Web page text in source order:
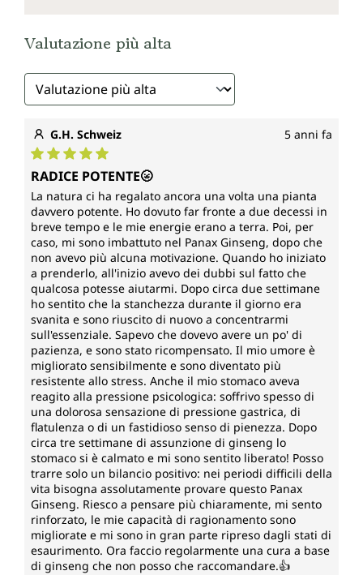
Involucro della capsula vegano in pura cellulosa
vegetale (HPMC), privo di carragenina e PEG.
Le capsule con estratto di Panax Ginseng rosso di
Unimedica sono, secondo le disposizioni di legge,
prive di additivi come coloranti, stabilizzanti,
conservanti, agenti antiagglomeranti come lo
stearato di magnesio, non OGM, senza lattosio,
senza glutine e vegane.
Prodotto in Germania
Le nostre capsule con estratto di Panax Ginseng
rosso sono prodotte in stabilimenti certificati in
Germania.
Valutazione più alta
G.H. Schweiz 5 anni fa
Valutazione media di 5 su 5 stelle
RADICE POTENTE🌝
La natura ci ha regalato ancora una volta una pianta
davvero potente. Ho dovuto far fronte a due decessi in
breve tempo e le mie energie erano a terra. Poi, per
caso, mi sono imbattuto nel Panax Ginseng, dopo che
non avevo più alcuna motivazione. Quando ho iniziato
a prenderlo, all'inizio avevo dei dubbi sul fatto che
qualcosa potesse aiutarmi. Dopo circa due settimane
ho sentito che la stanchezza durante il giorno era
svanita e sono riuscito di nuovo a concentrarmi
sull'essenziale. Sapevo che dovevo avere un po' di
pazienza, e sono stato ricompensato. Il mio umore è
migliorato sensibilmente e sono diventato più
resistente allo stress. Anche il mio stomaco aveva
reagito alla pressione psicologica: soffrivo spesso di
una dolorosa sensazione di pressione gastrica, di
flatulenza o di un fastidioso senso di pienezza. Dopo
circa tre settimane di assunzione di ginseng lo
stomaco si è calmato e mi sono sentito liberato! Posso
trarre solo un bilancio positivo: nei periodi difficili della
vita bisogna assolutamente provare questo Panax
Ginseng. Riesco a pensare più chiaramente, mi sento
rinforzato, le mie capacità di ragionamento sono
migliorate e mi sono in gran parte ripreso dagli stati di
esaurimento. Ora faccio regolarmente una cura a base
di ginseng che non posso che raccomandare.👍